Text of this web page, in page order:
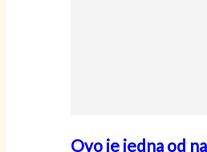
Ovo je jedna od